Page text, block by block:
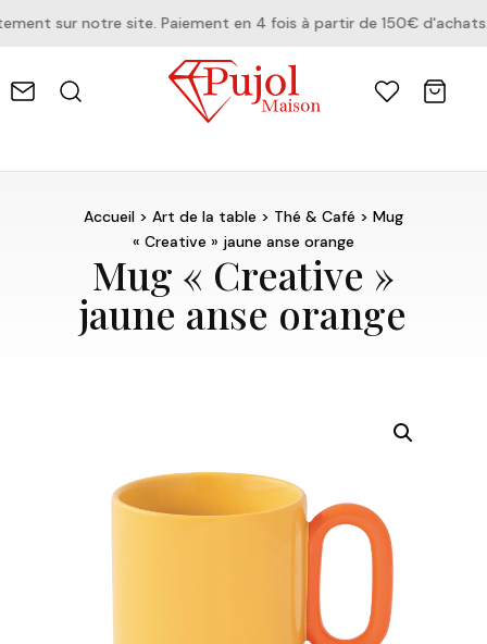
sur notre site. Paiement en 4 fois à partir de 150€ d'achats.
Accueil> Art de la table> Thé & Café> Mug
« Creative » jaune anse orange
Mug « Creative »
jaune anse orange